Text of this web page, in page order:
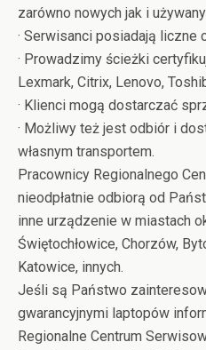
zarówno nowych jak i
· Serwisanci posiadają
· Prowadzimy ścieżki
Lexmark, Citrix, Lenovo,
· Klienci mogą dostarczać
· Możliwy też jest odbiór i
własnym transportem.
Pracownicy Regionalnego
nieodpłatnie odbiorą od
inne urządzenie w miastach
Świętochłowice, Chorzów,
Katowice, innych.
Jeśli są Państwo
gwarancyjnymi laptopów
Regionalne Centrum